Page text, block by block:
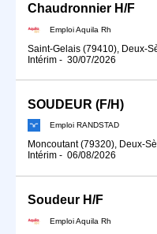
Chaudronnier H/F
Emploi Aquila Rh
Saint-Gelais (79410), Deux-
Intérim - 30/07/2026
SOUDEUR (F/H)
Emploi RANDSTAD
Moncoutant (79320), Deux-
Intérim - 06/08/2026
Soudeur H/F
Emploi Aquila Rh